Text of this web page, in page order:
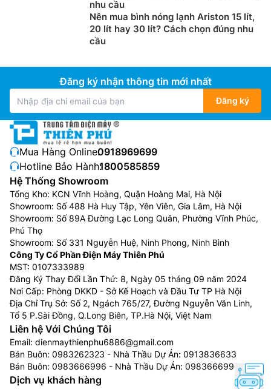
nhu cầu
Nên mua bình nóng lạnh Ariston 15 lít,
20 lít hay 30 lít? Cách chọn đúng nhu
cầu
Đăng ký nhận thông tin mới nhất
Đăng ký
Mua Hàng Online:0918969699
Hotline Bảo Hành:1800585859
Hệ Thống Showroom
Tổng Kho: KCN Vĩnh Hoàng, Quận Hoàng Mai, Hà Nội
Showroom: Số 488 Hà Huy Tập, Yên Viên, Gia Lâm, Hà Nội
Showroom: Số 89A Đường Lạc Long Quân, Phường Vĩnh Phúc,
Phú Thọ
Showroom: Số 331 Nguyễn Huệ, Ninh Phong, Ninh Bình
Công Ty Cổ Phần Điện Máy Thiên Phú
MST: 0107333989
Đăng Ký Thay Đổi Lần Thứ: 8, Ngày 05 tháng 09 năm 2024
Nơi Cấp: Phòng DKKD - Sở Kế Hoạch và Đầu Tư TP Hà Nội
Địa Chỉ Trụ Sở: Số 2, Ngách 765/27, Đường Nguyễn Văn Linh,
Tổ 5 P.Sài Đồng, Q.Long Biên, TP.Hà Nội, Việt Nam
Liên hệ Với Chúng Tôi
Email: dienmaythienphu6886@gmail.com
Bán Buôn: 0983262323 - Nhà Thầu Dự Án: 0913836633
Bán Buôn: 0983666996 - Nhà Thầu Dự Án: 0983666996
Dịch vụ khách hàng